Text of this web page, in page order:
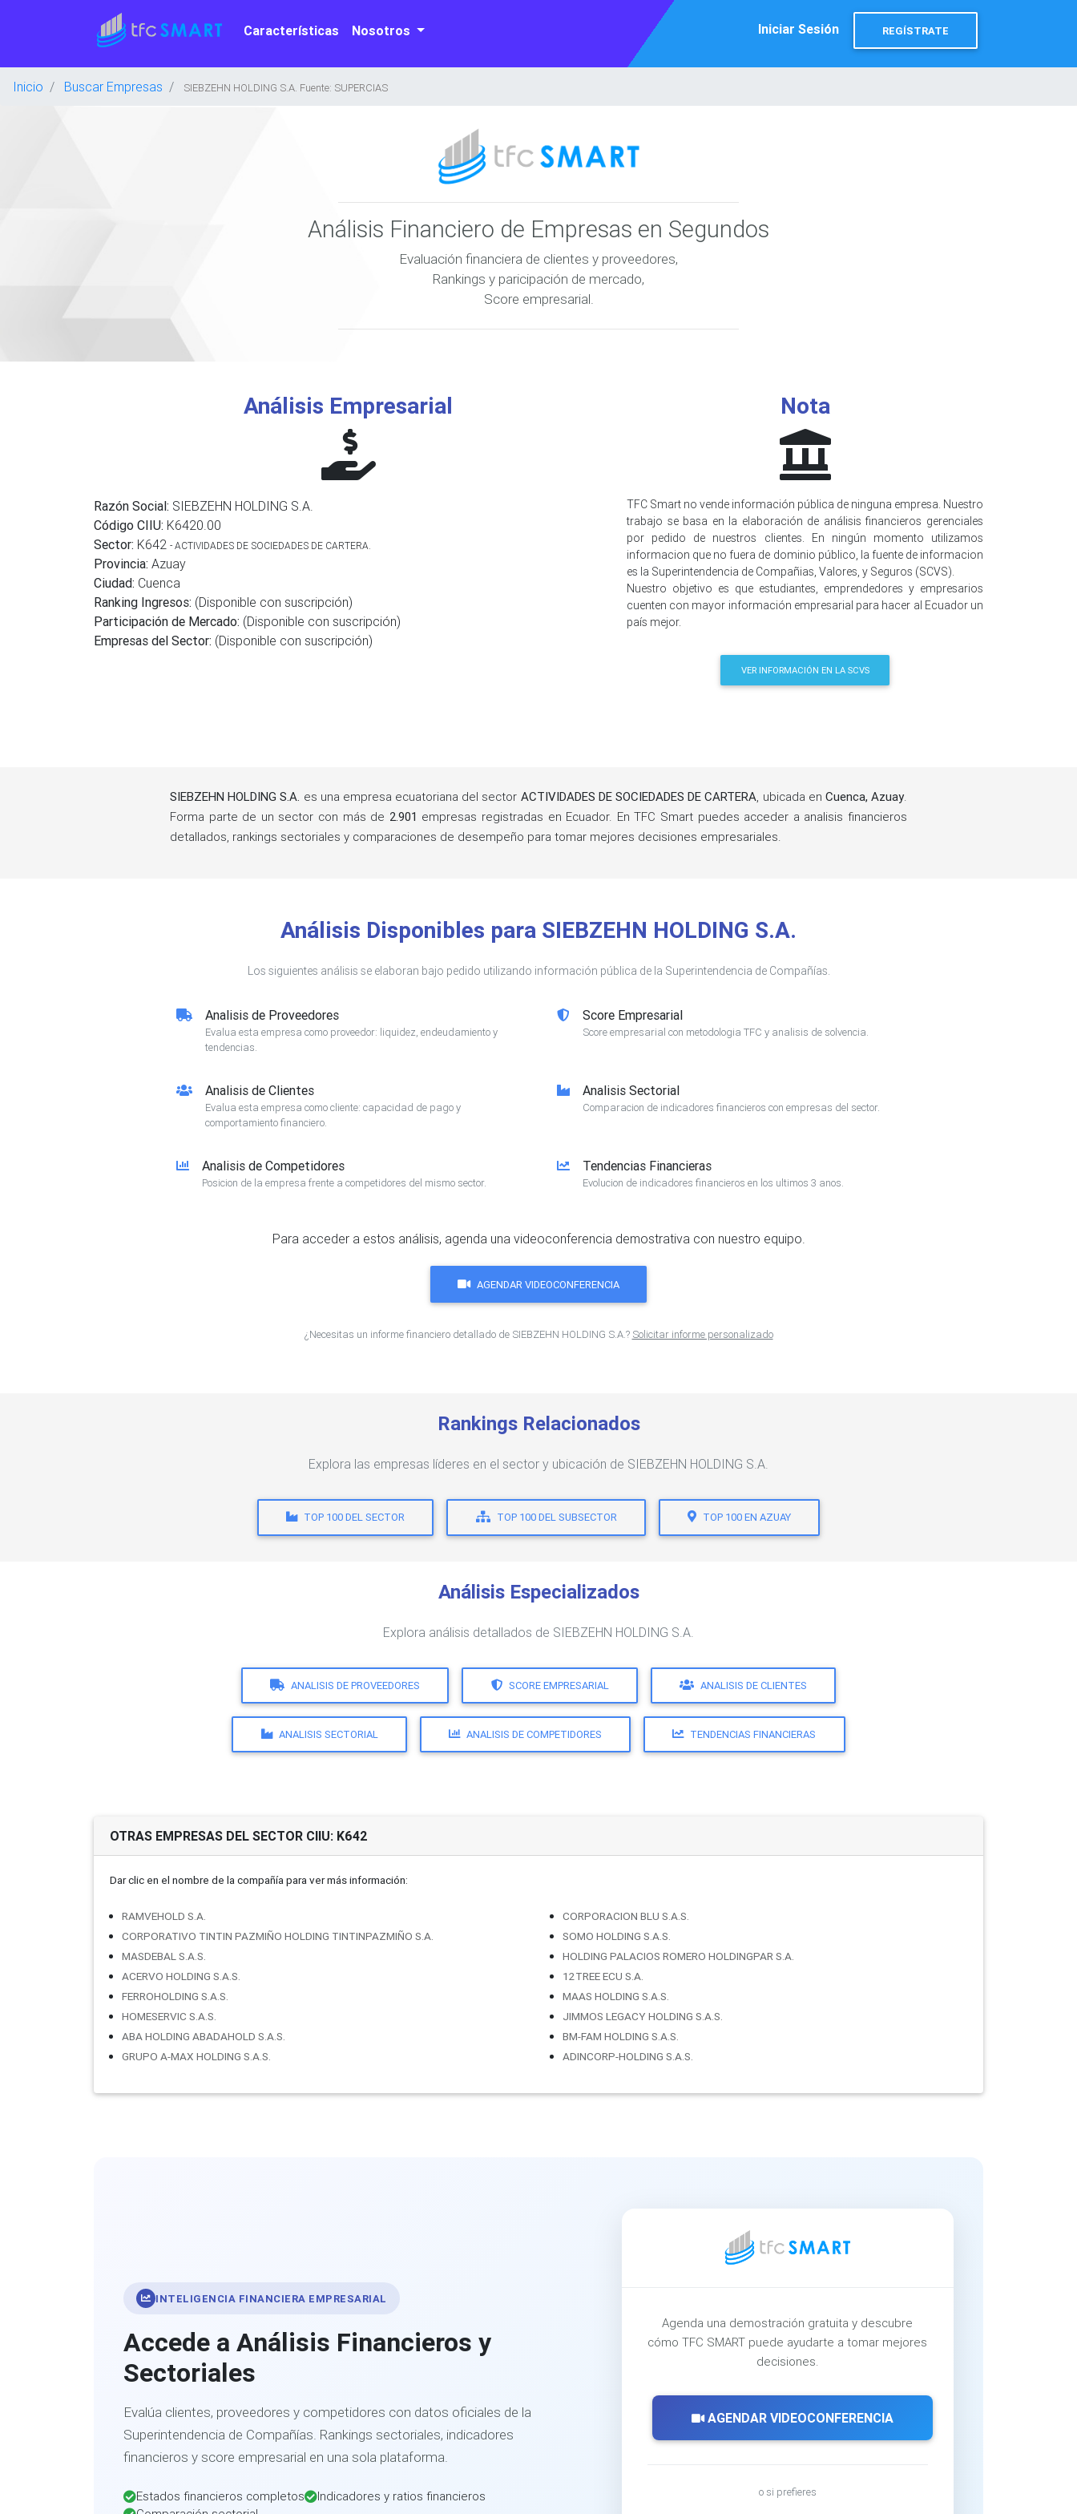
Características Nosotros Iniciar Sesión REGÍSTRATE
Inicio Buscar Empresas SIEBZEHN HOLDING S.A. Fuente: SUPERCIAS
Análisis Financiero de Empresas en Segundos
Evaluación financiera de clientes y proveedores,
Rankings y paricipación de mercado,
Score empresarial.
Análisis Empresarial
Razón Social: SIEBZEHN HOLDING S.A.
Código CIIU: K6420.00
Sector: K642 - ACTIVIDADES DE SOCIEDADES DE CARTERA.
Provincia: Azuay
Ciudad: Cuenca
Ranking Ingresos: (Disponible con suscripción)
Participación de Mercado: (Disponible con suscripción)
Empresas del Sector: (Disponible con suscripción)
Nota
TFC Smart no vende información pública de ninguna empresa. Nuestro
trabajo se basa en la elaboración de análisis financieros gerenciales
por pedido de nuestros clientes. En ningún momento utilizamos
informacion que no fuera de dominio público, la fuente de informacion
es la Superintendencia de Compañias, Valores, y Seguros (SCVS).
Nuestro objetivo es que estudiantes, emprendedores y empresarios
cuenten con mayor información empresarial para hacer al Ecuador un
país mejor.
VER INFORMACIÓN EN LA SCVS
SIEBZEHN HOLDING S.A. es una empresa ecuatoriana del sector ACTIVIDADES DE SOCIEDADES DE CARTERA, ubicada en Cuenca, Azuay.
Forma parte de un sector con más de 2.901 empresas registradas en Ecuador. En TFC Smart puedes acceder a analisis financieros
detallados, rankings sectoriales y comparaciones de desempeño para tomar mejores decisiones empresariales.
Análisis Disponibles para SIEBZEHN HOLDING S.A.
Los siguientes análisis se elaboran bajo pedido utilizando información pública de la Superintendencia de Compañías.
Analisis de Proveedores
Evalua esta empresa como proveedor: liquidez, endeudamiento y
tendencias.
Score Empresarial
Score empresarial con metodologia TFC y analisis de solvencia.
Analisis de Clientes
Evalua esta empresa como cliente: capacidad de pago y
comportamiento financiero.
Analisis Sectorial
Comparacion de indicadores financieros con empresas del sector.
Analisis de Competidores
Posicion de la empresa frente a competidores del mismo sector.
Tendencias Financieras
Evolucion de indicadores financieros en los ultimos 3 anos.
Para acceder a estos análisis, agenda una videoconferencia demostrativa con nuestro equipo.
AGENDAR VIDEOCONFERENCIA
¿Necesitas un informe financiero detallado de SIEBZEHN HOLDING S.A.? Solicitar informe personalizado
Rankings Relacionados
Explora las empresas líderes en el sector y ubicación de SIEBZEHN HOLDING S.A.
TOP 100 DEL SECTOR TOP 100 DEL SUBSECTOR TOP 100 EN AZUAY
Análisis Especializados
Explora análisis detallados de SIEBZEHN HOLDING S.A.
ANALISIS DE PROVEEDORES SCORE EMPRESARIAL ANALISIS DE CLIENTES
ANALISIS SECTORIAL ANALISIS DE COMPETIDORES TENDENCIAS FINANCIERAS
OTRAS EMPRESAS DEL SECTOR CIIU: K642
Dar clic en el nombre de la compañí­a para ver más información:
RAMVEHOLD S.A.
CORPORATIVO TINTIN PAZMIÑO HOLDING TINTINPAZMIÑO S.A.
MASDEBAL S.A.S.
ACERVO HOLDING S.A.S.
FERROHOLDING S.A.S.
HOMESERVIC S.A.S.
ABA HOLDING ABADAHOLD S.A.S.
GRUPO A-MAX HOLDING S.A.S.
CORPORACION BLU S.A.S.
SOMO HOLDING S.A.S.
HOLDING PALACIOS ROMERO HOLDINGPAR S.A.
12TREE ECU S.A.
MAAS HOLDING S.A.S.
JIMMOS LEGACY HOLDING S.A.S.
BM-FAM HOLDING S.A.S.
ADINCORP-HOLDING S.A.S.
INTELIGENCIA FINANCIERA EMPRESARIAL
Accede a Análisis Financieros y
Sectoriales
Evalúa clientes, proveedores y competidores con datos oficiales de la
Superintendencia de Compañías. Rankings sectoriales, indicadores
financieros y score empresarial en una sola plataforma.
Estados financieros completos
Indicadores y ratios financieros
Agenda una demostración gratuita y descubre
cómo TFC SMART puede ayudarte a tomar mejores
decisiones.
AGENDAR VIDEOCONFERENCIA
o si prefieres